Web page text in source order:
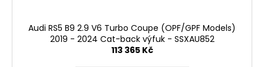
Audi RS5 B9 2.9 V6 Turbo Coupe (OPF/GPF Models)
2019 - 2024 Cat-back výfuk - SSXAU852
113 365 Kč